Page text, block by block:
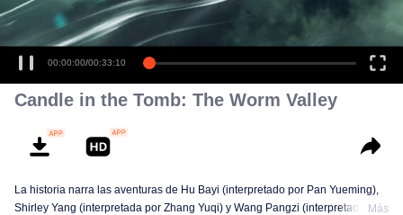
00:00:00/00:33:10
Candle in the Tomb: The Worm Valley
La historia narra las aventuras de Hu Bayi (interpretado por Pan Yueming),
Shirley Yang (interpretada por Zhang Yuqi) y Wang Pangzi (interpretado por
Más